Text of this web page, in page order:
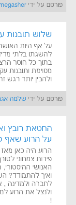
פורסם על ידי megasher
שלוש תובנות
על אף היות האושר
להשגתו בלתי
בתוך כל חוסר
מסוימת ותובנות
ולהבין יותר רגש
פורסם על ידי שלמה
החטאת רובץ
על הרוע שאף
הרוע היה כאן
פירות צמחוני
האנושי
ואיך להתמודד?
לחברה ולמדינה ,
ולנצל את הרוע
!